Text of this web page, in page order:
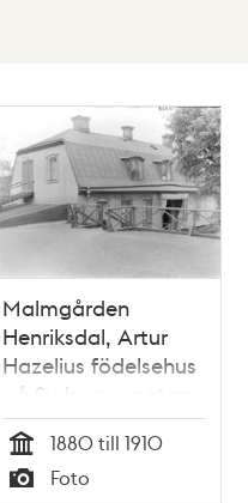
Malmgården
Henriksdal, Artur
Hazelius födelsehus
på Surbrunnsgatan
45
Tid
1880 till 1910
Foto